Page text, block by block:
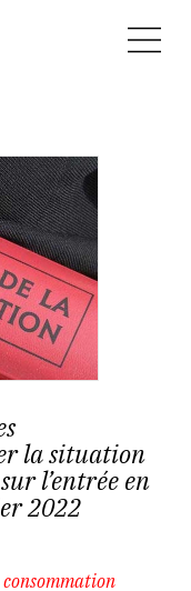
la situation
l’entrée en
2022